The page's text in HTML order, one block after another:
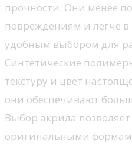
прочности. Они менее
повреждениям и легче
удобным выбором для
Синтетические
текстуру и цвет
они обеспечивают
Выбор акрила
оригинальными